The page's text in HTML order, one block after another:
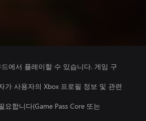
에서 플레이할 수 있습니다. 게임 구
사용자의 Xbox 프로필 정보 및 관련
합니다(Game Pass Core 또는